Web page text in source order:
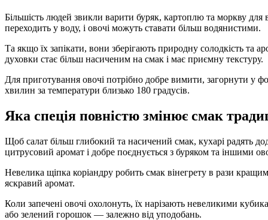
Більшість людей звикли варити буряк, картоплю та моркву для
переходить у воду, і овочі можуть ставати більш водянистими.
Та якщо їх запікати, вони зберігають природну солодкість та
духовки стає більш насиченим на смак і має приємну текстуру.
Для приготування овочі потрібно добре вимити, загорнути у
хвилин за температури близько 180 градусів.
Яка спеція повністю змінює смак
Щоб салат більш глибокий та насичений смак, кухарі радять
цитрусовий аромат і добре поєднується з буряком та іншими
Невелика щіпка коріандру робить смак вінегрету в рази
яскравий аромат.
Коли запечені овочі охолонуть, їх нарізають невеликими
або зелений горошок — залежно від уподобань.